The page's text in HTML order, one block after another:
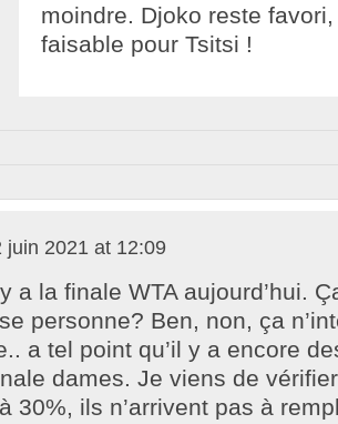
moindre. Djoko reste favori,
faisable pour Tsitsi !
juin 2021 at 12:09
a la finale WTA aujourd’hui.
personne? Ben, non, ça
a tel point qu’il y a encore
dames. Je viens de
30%, ils n’arrivent pas à